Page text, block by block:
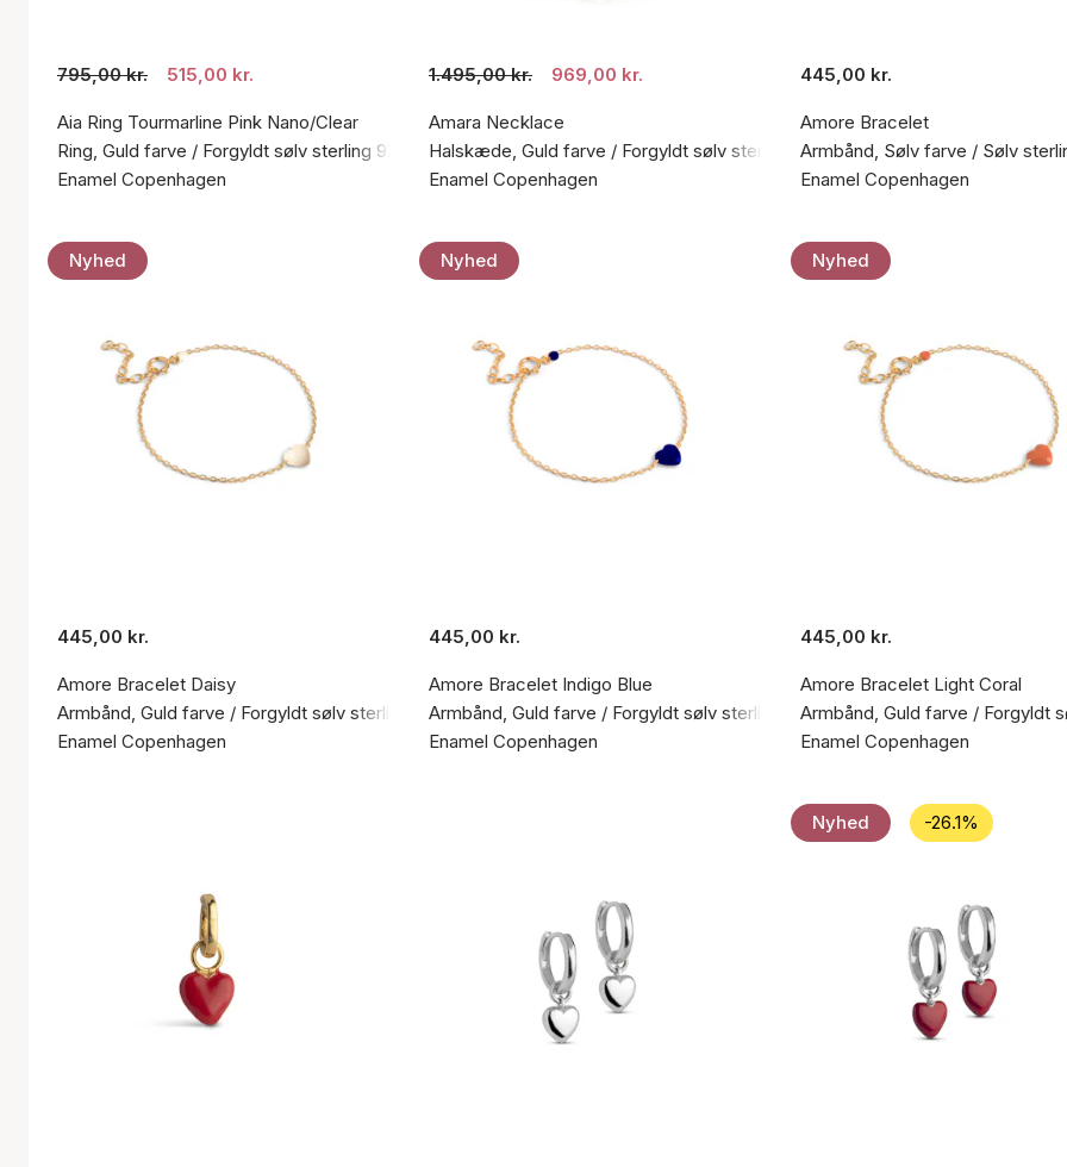
795,00 kr. 515,00 kr.
Aia Ring Tourmarline Pink Nano/Clear
Ring, Guld farve / Forgyldt sølv sterling 925
Enamel Copenhagen
1.495,00 kr. 969,00 kr.
Amara Necklace
Halskæde, Guld farve / Forgyldt sølv sterling 925
Enamel Copenhagen
445,00 kr.
Amore Bracelet
Armbånd, Sølv farve / Sølv
Enamel Copenhagen
Nyhed
445,00 kr.
Amore Bracelet Daisy
Armbånd, Guld farve / Forgyldt sølv sterling 925
Enamel Copenhagen
Nyhed
445,00 kr.
Amore Bracelet Indigo Blue
Armbånd, Guld farve / Forgyldt sølv sterling 925
Enamel Copenhagen
Nyhed
445,00 kr.
Amore Bracelet Light Coral
Armbånd, Guld farve / Forgyldt
Enamel Copenhagen
Nyhed -26.1%